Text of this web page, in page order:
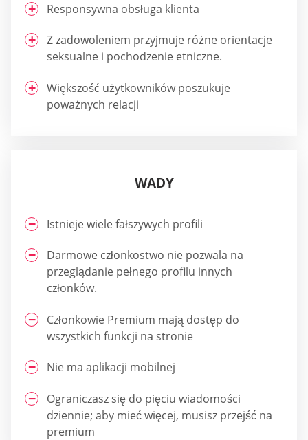
Responsywna obsługa klienta
Z zadowoleniem przyjmuje różne orientacje
seksualne i pochodzenie etniczne.
Większość użytkowników poszukuje
poważnych relacji
WADY
Istnieje wiele fałszywych profili
Darmowe członkostwo nie pozwala na
przeglądanie pełnego profilu innych
członków.
Członkowie Premium mają dostęp do
wszystkich funkcji na stronie
Nie ma aplikacji mobilnej
Ograniczasz się do pięciu wiadomości
dziennie; aby mieć więcej, musisz przejść na
premium